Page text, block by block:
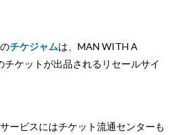
チケジャムは、MAN WITH A
ケットが出品されるリセールサイ
ービスにはチケット流通センターも